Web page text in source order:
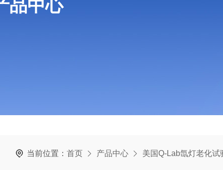
品中心
当前位置： 首页 产品中心 美国Q-Lab氙灯老化试